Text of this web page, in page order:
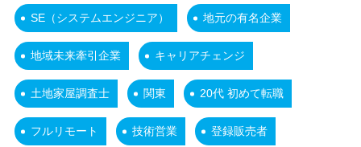
SE（システムエンジニア） 地元の有名企業
地域未来牽引企業 キャリアチェンジ
土地家屋調査士 関東 20代 初めて転職
フルリモート 技術営業 登録販売者